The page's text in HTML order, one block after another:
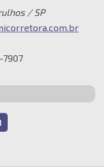
/ SP
7907